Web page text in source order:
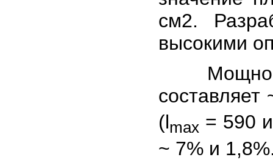
см2.
высокими
(lmax = 590
~ 7% и